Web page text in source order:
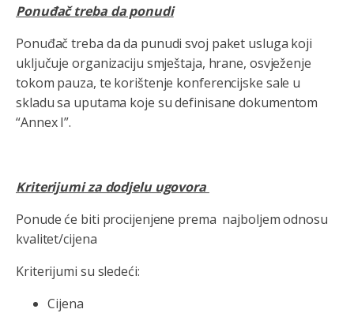
Ponuđač treba da ponudi
Ponuđač treba da da punudi svoj paket usluga koji
uključuje organizaciju smještaja, hrane, osvježenje
tokom pauza, te korištenje konferencijske sale u
skladu sa uputama koje su definisane dokumentom
“Annex I”.
Kriterijumi za dodjelu ugovora
Ponude će biti procijenjene prema najboljem odnosu
kvalitet/cijena
Kriterijumi su sledeći:
Cijena